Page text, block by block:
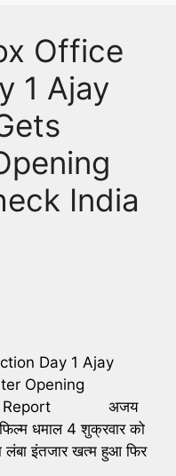
Office
1 Ajay
India
Day 1 Ajay
Opening
Net Report अजय
धमाल 4 शुक्रवार को
लंबा इंतजार खत्म हुआ फिर